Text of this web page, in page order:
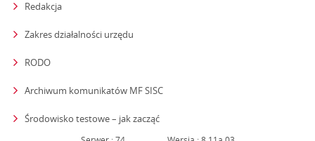
Redakcja
Zakres działalności urzędu
RODO
Archiwum komunikatów MF SISC
Środowisko testowe – jak zacząćstrona otwiera się w nowym oknie